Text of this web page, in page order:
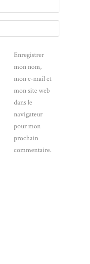
Enregistrer
mon nom,
mon e-mail et
mon site web
dans le
navigateur
pour mon
prochain
commentaire.